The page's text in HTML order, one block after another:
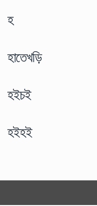
হ
হাতেখড়ি
হইচই
হইহই